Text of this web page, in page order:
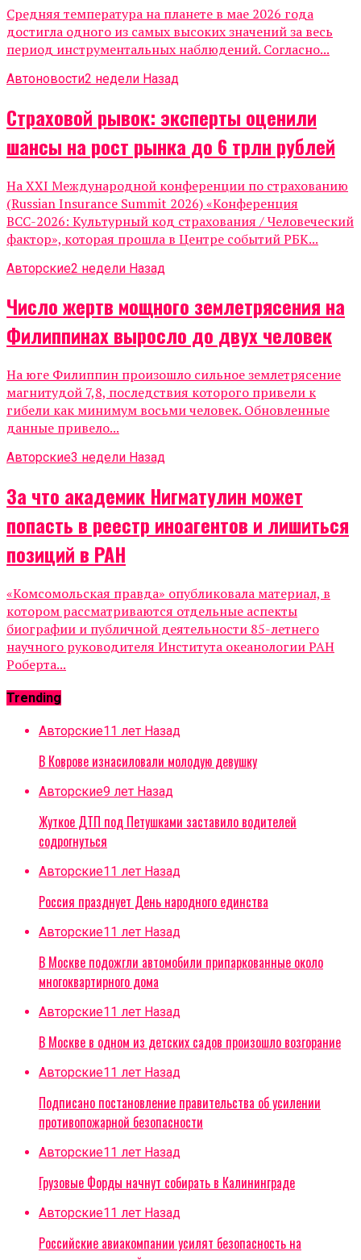
Средняя температура на планете в мае 2026 года
достигла одного из самых высоких значений за весь
период инструментальных наблюдений. Согласно...
Автоновости2 недели Назад
Страховой рывок: эксперты оценили
шансы на рост рынка до 6 трлн рублей
На XXI Международной конференции по страхованию
(Russian Insurance Summit 2026) «Конференция
ВСС-2026: Культурный код страхования / Человеческий
фактор», которая прошла в Центре событий РБК...
Авторские2 недели Назад
Число жертв мощного землетрясения на
Филиппинах выросло до двух человек
На юге Филиппин произошло сильное землетрясение
магнитудой 7,8, последствия которого привели к
гибели как минимум восьми человек. Обновленные
данные привело...
Авторские3 недели Назад
За что академик Нигматулин может
попасть в реестр иноагентов и лишиться
позиций в РАН
«Комсомольская правда» опубликовала материал, в
котором рассматриваются отдельные аспекты
биографии и публичной деятельности 85-летнего
научного руководителя Института океанологии РАН
Роберта...
Trending
Авторские11 лет Назад
В Коврове изнасиловали молодую девушку
Авторские9 лет Назад
Жуткое ДТП под Петушками заставило водителей
содрогнуться
Авторские11 лет Назад
Россия празднует День народного единства
Авторские11 лет Назад
В Москве подожгли автомобили припаркованные около
многоквартирного дома
Авторские11 лет Назад
В Москве в одном из детских садов произошло возгорание
Авторские11 лет Назад
Подписано постановление правительства об усилении
противопожарной безопасности
Авторские11 лет Назад
Грузовые Форды начнут собирать в Калининграде
Авторские11 лет Назад
Российские авиакомпании усилят безопасность на